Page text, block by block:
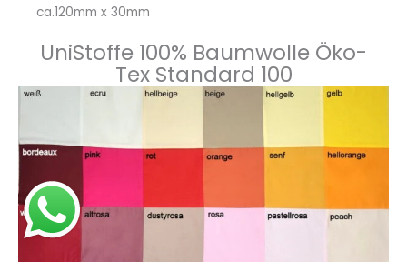
ca.120mm x 30mm
UniStoffe 100% Baumwolle Öko-
Tex Standard 100